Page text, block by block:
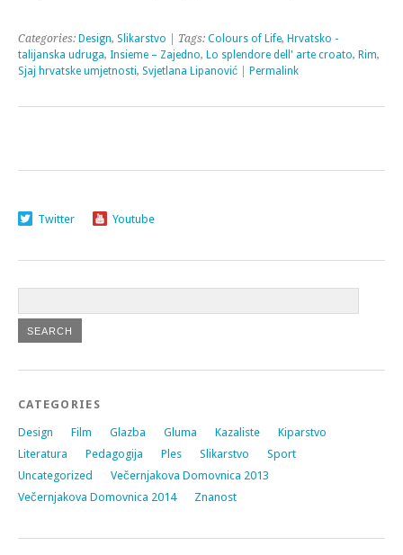
Categories: Design, Slikarstvo | Tags: Colours of Life, Hrvatsko -
talijanska udruga, Insieme – Zajedno, Lo splendore dell' arte croato, Rim,
Sjaj hrvatske umjetnosti, Svjetlana Lipanović Permalink
Twitter Youtube
CATEGORIES
Design Film Glazba Gluma Kazaliste
Kiparstvo
Literatura
Pedagogija Ples Slikarstvo
Sport
Uncategorized
Večernjakova Domovnica 2013
Večernjakova Domovnica 2014
Znanost